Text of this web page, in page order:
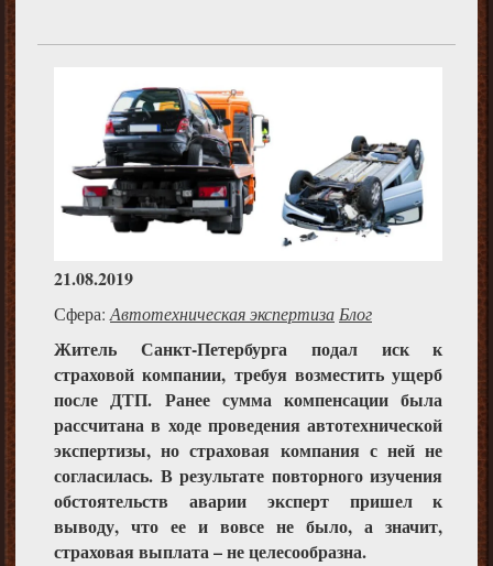
21.08.2019
Сфера:Автотехническая экспертизаБлог
Житель Санкт-Петербурга подал иск к
страховой компании, требуя возместить ущерб
после ДТП. Ранее сумма компенсации была
рассчитана в ходе проведения автотехнической
экспертизы, но страховая компания с ней не
согласилась. В результате повторного изучения
обстоятельств аварии эксперт пришел к
выводу, что ее и вовсе не было, а значит,
страховая выплата – не целесообразна.